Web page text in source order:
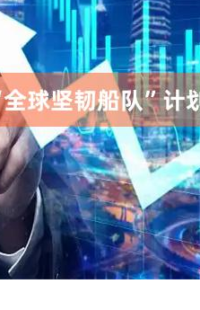
39.68 1.02%